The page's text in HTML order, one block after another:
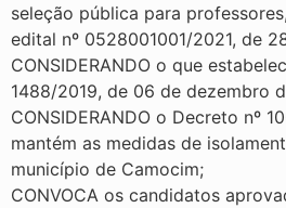
seleção pública para
edital nº 0528001001/2021, de
CONSIDERANDO o que
1488/2019, de 06 de dezembro
CONSIDERANDO o Decreto nº
mantém as medidas de
município de Camocim;
CONVOCA os candidatos